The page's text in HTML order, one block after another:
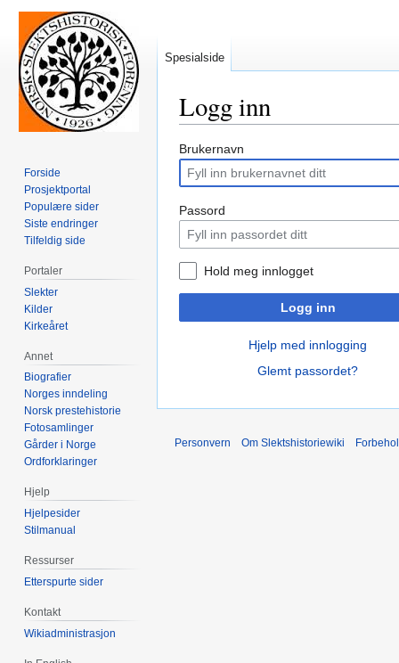
Logg inn
Hopp
navigering
Hopp
søk
Brukernavn
Passord
Hold meg innlogget
Logg inn
Hjelp med innlogging
Glemt passordet?
Spesialside
Forside
Prosjektportal
Populære sider
Siste endringer
Tilfeldig side
Portaler
Slekter
Kilder
Kirkeåret
Annet
Biografier
Norges inndeling
Norsk prestehistorie
Fotosamlinger
Gårder i Norge
Ordforklaringer
Hjelp
Hjelpesider
Stilmanual
Ressurser
Etterspurte sider
Kontakt
Wikiadministrasjon
Personvern Om Slektshistoriewiki